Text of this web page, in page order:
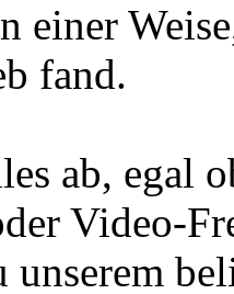
einer
fand.
ab, egal
Video-
unserem